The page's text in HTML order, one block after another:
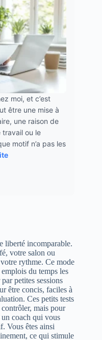
moi, et c’est
être une mise à
une raison de
travail ou le
motif n’a pas les
liberté incomparable.
votre salon ou
rythme. Ce mode
emplois du temps les
petites sessions
être concis, faciles à
Ces petits tests
mais pour
coach qui vous
Vous êtes ainsi
ce qui stimule